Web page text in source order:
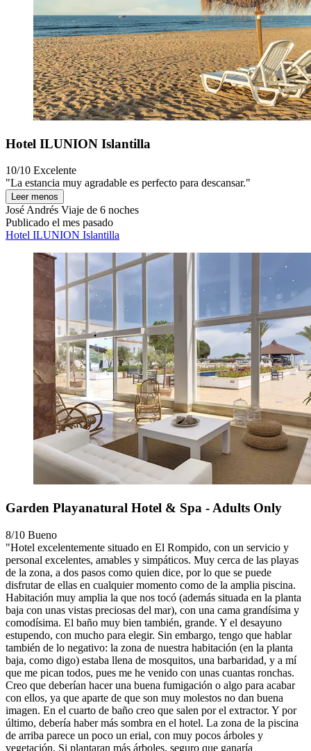
Hotel ILUNION Islantilla
10/10 Excelente
"La estancia muy agradable es perfecto para descansar."
Leer menos
José Andrés Viaje de 6 noches
Publicado el mes pasado
Hotel ILUNION Islantilla
Garden Playanatural Hotel & Spa - Adults Only
8/10 Bueno
"Hotel excelentemente situado en El Rompido, con un servicio y
personal excelentes, amables y simpáticos. Muy cerca de las playas
de la zona, a dos pasos como quien dice, por lo que se puede
disfrutar de ellas en cualquier momento como de la amplia piscina.
Habitación muy amplia la que nos tocó (además situada en la planta
baja con unas vistas preciosas del mar), con una cama grandísima y
comodísima. El baño muy bien también, grande. Y el desayuno
estupendo, con mucho para elegir. Sin embargo, tengo que hablar
también de lo negativo: la zona de nuestra habitación (en la planta
baja, como digo) estaba llena de mosquitos, una barbaridad, y a mí
que me pican todos, pues me he venido con unas cuantas ronchas.
Creo que deberían hacer una buena fumigación o algo para acabar
con ellos, ya que aparte de que son muy molestos no dan buena
imagen. En el cuarto de baño creo que salen por el extractor. Y por
último, debería haber más sombra en el hotel. La zona de la piscina
de arriba parece un poco un erial, con muy pocos árboles y
vegetación. Si plantaran más árboles, seguro que ganaría